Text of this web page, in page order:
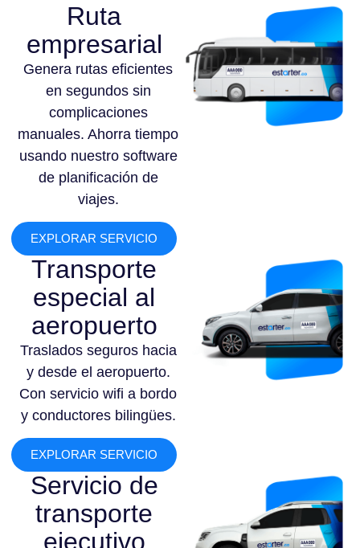
Ruta
empresarial
Genera rutas eficientes
en segundos sin
complicaciones
manuales. Ahorra tiempo
usando nuestro software
de planificación de
viajes.
EXPLORAR SERVICIO
Transporte
especial al
aeropuerto
Traslados seguros hacia
y desde el aeropuerto.
Con servicio wifi a bordo
y conductores bilingües.
EXPLORAR SERVICIO
Servicio de
transporte
ejecutivo